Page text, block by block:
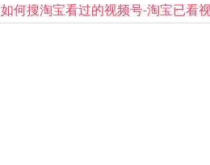
如何搜淘宝看过的视频号-淘宝已看